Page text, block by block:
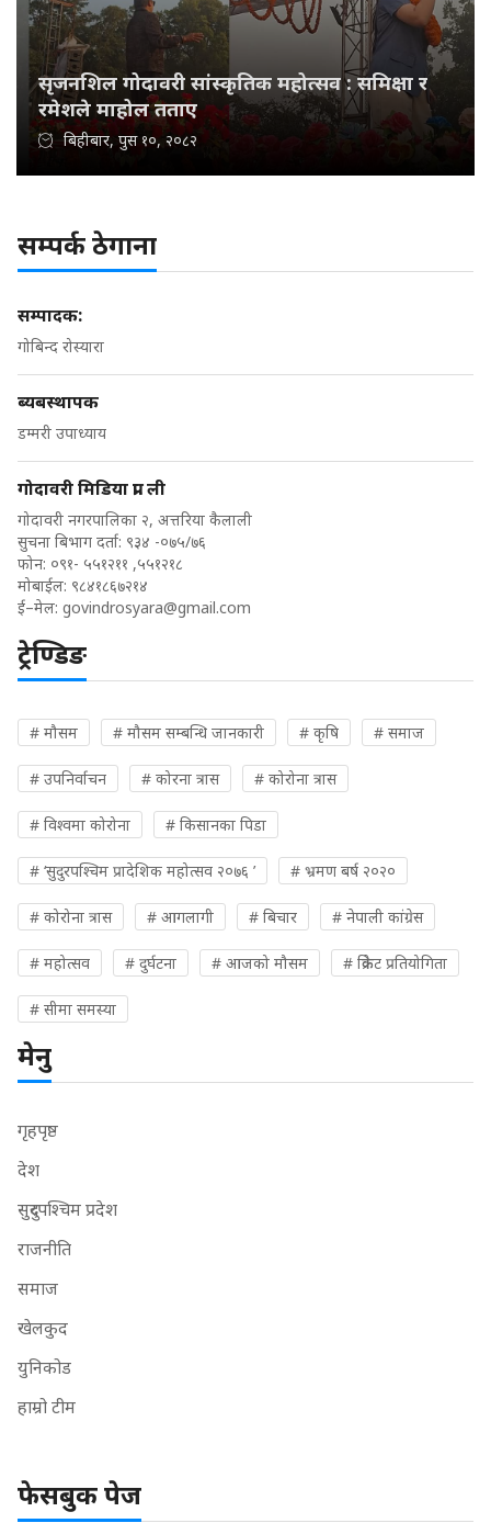
सृजनशिल गोदावरी सांस्कृतिक महोत्सव : समिक्षा र
रमेशले माहोल तताए
बिहीबार, पुस १०, २०८२
सम्पर्क ठेगाना
सम्पादक:
गोबिन्द रोस्यारा
ब्यबस्थापक
डम्मरी उपाध्याय
गोदावरी मिडिया प्रा. ली
गोदावरी नगरपालिका २, अत्तरिया कैलाली
सुचना बिभाग दर्ता: ९३४ -०७५/७६
फोन: ०९१- ५५१२११ ,५५१२१८
मोबाईल: ९८४१८६७२१४
ई–मेल: govindrosyara@gmail.com
ट्रेण्डिङ
# मौसम # मौसम सम्बन्धि जानकारी # कृषि # समाज
# उपनिर्वाचन # कोरना त्रास # कोरोना त्रास
# विश्वमा कोरोना # किसानका पिडा
# ‘सुदुरपश्चिम प्रादेशिक महोत्सव २०७६ ’ # भ्रमण बर्ष २०२०
# कोरोना त्रास # आगलागी # बिचार # नेपाली कांग्रेस
# महोत्सव # दुर्घटना # आजको मौसम # क्रिकेट प्रतियोगिता
# सीमा समस्या
मेनु
गृहपृष्ठ
देश
सुदुरपश्चिम प्रदेश
राजनीति
समाज
खेलकुद
युनिकोड
हाम्रो टीम
फेसबुक पेज